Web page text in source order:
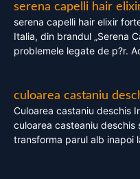
serena capelli hair
serena capelli hair elixir
Italia, din brandul „Serena
problemele legate de p?r.
culoarea castaniu
Culoarea castaniu deschis
culoarea casteaniu
transforma parul alb inapoi